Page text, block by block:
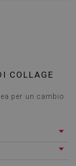
COLLAGE
per un cambio